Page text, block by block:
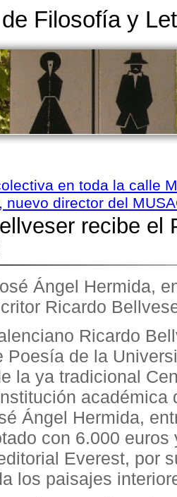
Filosofía y
en toda la calle
nuevo director del
recibe el
Ricardo
Poesía de la
la ya tradicional
académica
Ángel Hermida,
con 6.000
Everest, por
los paisajes